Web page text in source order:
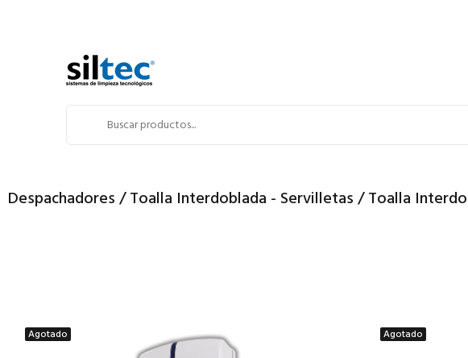
Despachadores / Toalla Interdoblada - Servilletas / Toalla
Agotado Agotado